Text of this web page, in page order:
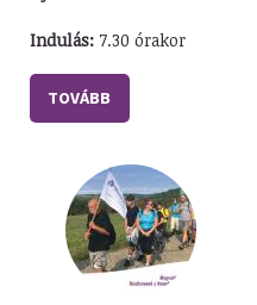
Indulás: 7.30 órakor
TOVÁBB